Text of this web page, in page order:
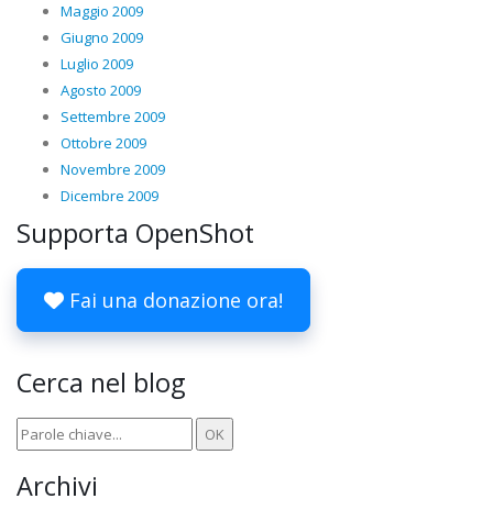
Maggio 2009
Giugno 2009
Luglio 2009
Agosto 2009
Settembre 2009
Ottobre 2009
Novembre 2009
Dicembre 2009
Supporta OpenShot
Fai una donazione ora!
Cerca nel blog
Archivi